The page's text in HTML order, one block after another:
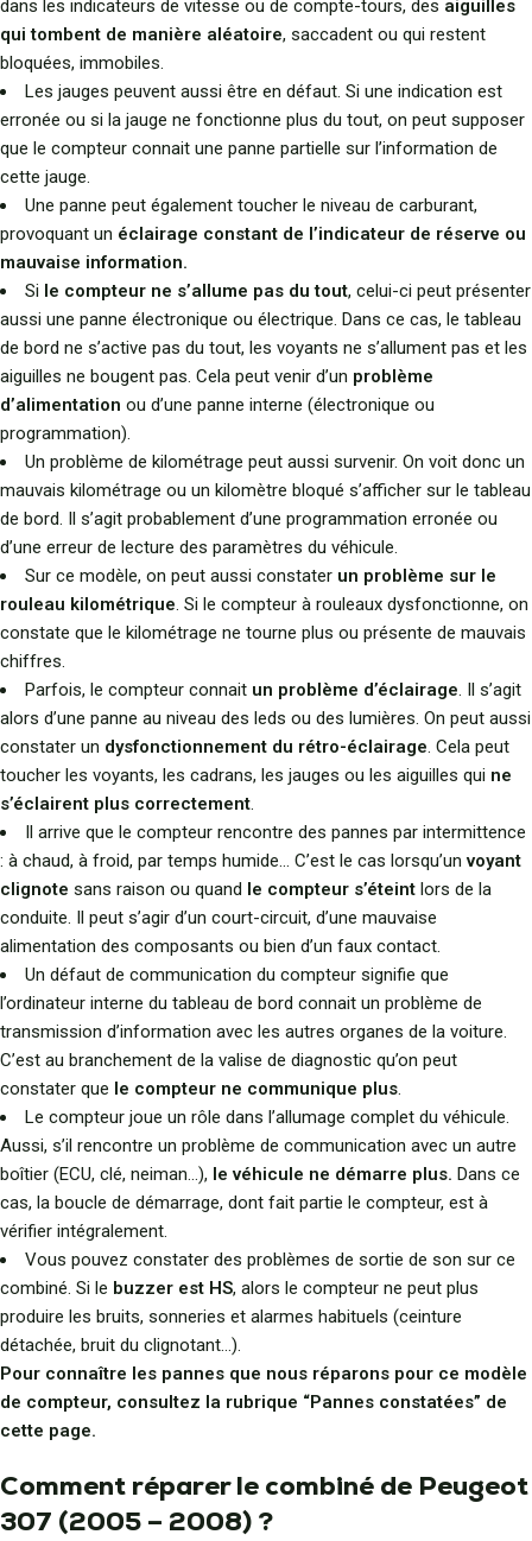
dans les indicateurs de vitesse ou de compte-tours, des aiguilles
qui tombent de manière aléatoire, saccadent ou qui restent
bloquées, immobiles.
Les jauges peuvent aussi être en défaut. Si une indication est
erronée ou si la jauge ne fonctionne plus du tout, on peut supposer
que le compteur connait une panne partielle sur l’information de
cette jauge.
Une panne peut également toucher le niveau de carburant,
provoquant un éclairage constant de l’indicateur de réserve ou
mauvaise information.
Si le compteur ne s’allume pas du tout, celui-ci peut présenter
aussi une panne électronique ou électrique. Dans ce cas, le tableau
de bord ne s’active pas du tout, les voyants ne s’allument pas et les
aiguilles ne bougent pas. Cela peut venir d’un problème
d’alimentation ou d’une panne interne (électronique ou
programmation).
Un problème de kilométrage peut aussi survenir. On voit donc un
mauvais kilométrage ou un kilomètre bloqué s’afficher sur le tableau
de bord. Il s’agit probablement d’une programmation erronée ou
d’une erreur de lecture des paramètres du véhicule.
Sur ce modèle, on peut aussi constater un problème sur le
rouleau kilométrique. Si le compteur à rouleaux dysfonctionne, on
constate que le kilométrage ne tourne plus ou présente de mauvais
chiffres.
Parfois, le compteur connait un problème d’éclairage. Il s’agit
alors d’une panne au niveau des leds ou des lumières. On peut aussi
constater un dysfonctionnement du rétro-éclairage. Cela peut
toucher les voyants, les cadrans, les jauges ou les aiguilles qui ne
s’éclairent plus correctement.
Il arrive que le compteur rencontre des pannes par intermittence
: à chaud, à froid, par temps humide… C’est le cas lorsqu’unvoyant
clignote sans raison ou quand le compteur s’éteint lors de la
conduite. Il peut s’agir d’un court-circuit, d’une mauvaise
alimentation des composants ou bien d’un faux contact.
Un défaut de communication du compteur signifie que
l’ordinateur interne du tableau de bord connait un problème de
transmission d’information avec les autres organes de la voiture.
C’est au branchement de la valise de diagnostic qu’on peut
constater que le compteur ne communique plus.
Le compteur joue un rôle dans l’allumage complet du véhicule.
Aussi, s’il rencontre un problème de communication avec un autre
boîtier (ECU, clé, neiman…), le véhicule ne démarre plus. Dans ce
cas, la boucle de démarrage, dont fait partie le compteur, est à
vérifier intégralement.
Vous pouvez constater des problèmes de sortie de son sur ce
combiné. Si le buzzer est HS, alors le compteur ne peut plus
produire les bruits, sonneries et alarmes habituels (ceinture
détachée, bruit du clignotant…).
Pour connaître les pannes que nous réparons pour ce modèle
de compteur, consultez la rubrique “Pannes constatées” de
cette page.
Comment réparer le combiné de Peugeot
307 (2005 – 2008) ?